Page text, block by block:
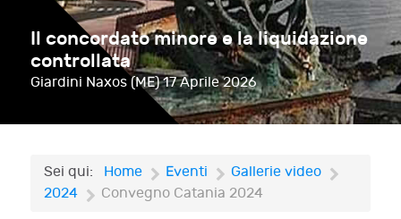
Il concordato minore e la liquidazione
controllata
Giardini Naxos (ME) 17 Aprile 2026
Sei qui: Home Eventi
Gallerie video
2024
Convegno Catania 2024